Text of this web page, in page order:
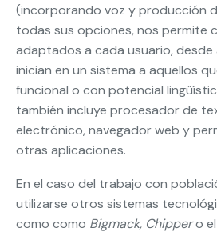
(incorporando voz y producción
todas sus opciones, nos permite
adaptados a cada usuario, desde
inician en un sistema a aquellos
funcional o con potencial
también incluye procesador de
electrónico, navegador web y
otras aplicaciones.
En el caso del trabajo con
utilizarse otros sistemas
como como Bigmack, Chippero el